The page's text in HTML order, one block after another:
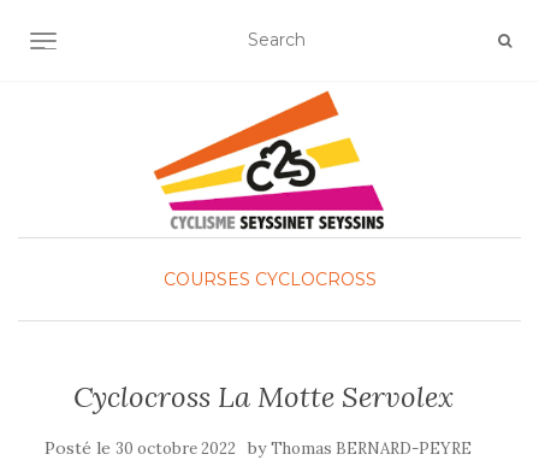
OUVRIR/FERMER LA NAVIGATION
COURSES CYCLOCROSS
Cyclocross La Motte Servolex
Posté le 30 octobre 2022 byThomas BERNARD-PEYRE